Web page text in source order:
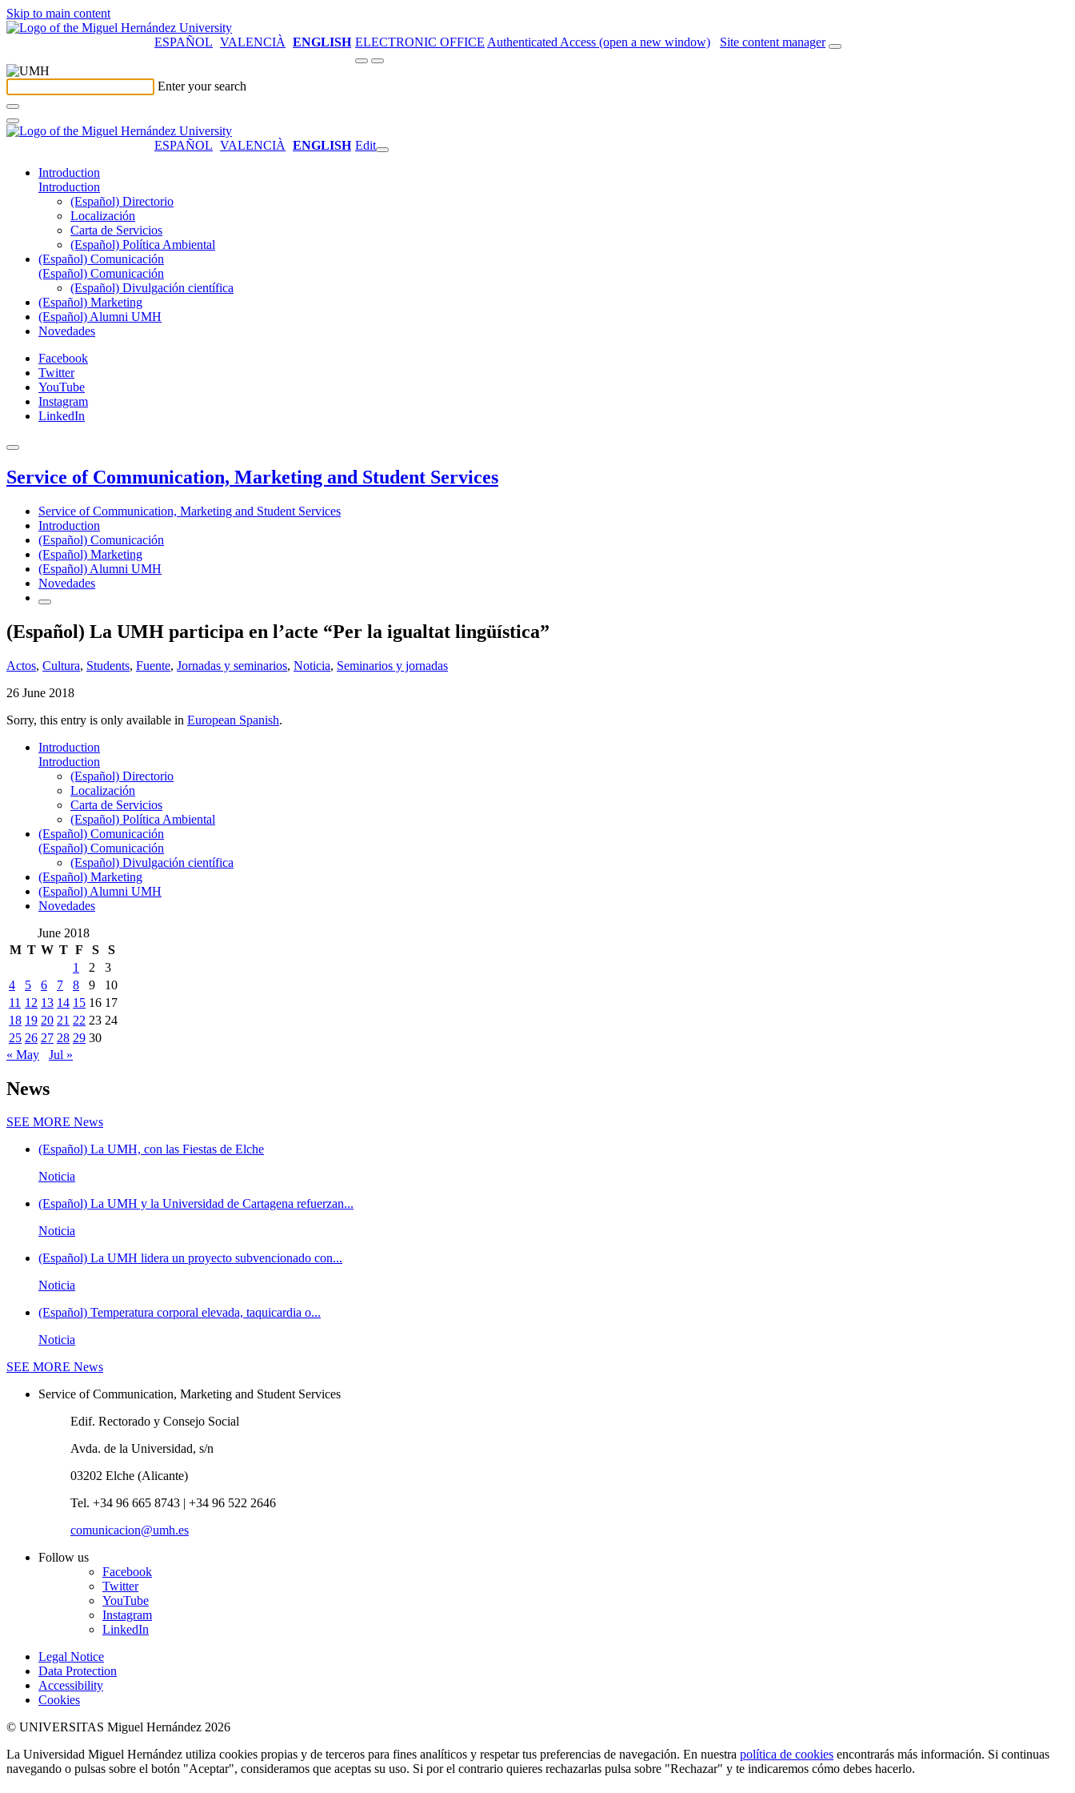
Skip to main content
ESPAÑOL VALENCIÀ ENGLISH ELECTRONIC OFFICE Authenticated Access (open a new window) Site content manager
Enter your search
ESPAÑOL VALENCIÀ ENGLISH Edit
Introduction
Introduction
(Español) Directorio
Localización
Carta de Servicios
(Español) Política Ambiental
(Español) Comunicación
(Español) Comunicación
(Español) Divulgación científica
(Español) Marketing
(Español) Alumni UMH
Novedades
Facebook
Twitter
YouTube
Instagram
LinkedIn
Service of Communication, Marketing and Student Services
Service of Communication, Marketing and Student Services
Introduction
(Español) Comunicación
(Español) Marketing
(Español) Alumni UMH
Novedades
(Español) La UMH participa en l’acte “Per la igualtat lingüística”
Actos, Cultura, Students, Fuente, Jornadas y seminarios, Noticia, Seminarios y jornadas
26 June 2018
Sorry, this entry is only available in European Spanish.
Introduction
Introduction
(Español) Directorio
Localización
Carta de Servicios
(Español) Política Ambiental
(Español) Comunicación
(Español) Comunicación
(Español) Divulgación científica
(Español) Marketing
(Español) Alumni UMH
Novedades
June 2018
M T W T F S
S
1
2
3
4
5 6 7 8 9
10
11 12 13 14 15 16 17
18 19 20 21 22 23 24
25 26 27 28 29 30
« May
Jul »
News
SEE MORE News
(Español) La UMH, con las Fiestas de Elche
Noticia
(Español) La UMH y la Universidad de Cartagena refuerzan...
Noticia
(Español) La UMH lidera un proyecto subvencionado con...
Noticia
(Español) Temperatura corporal elevada, taquicardia o...
Noticia
SEE MORE News
Service of Communication, Marketing and Student Services
Edif. Rectorado y Consejo Social
Avda. de la Universidad, s/n
03202 Elche (Alicante)
Tel. +34 96 665 8743 | +34 96 522 2646
comunicacion@umh.es
Follow us
Facebook
Twitter
YouTube
Instagram
LinkedIn
Legal Notice
Data Protection
Accessibility
Cookies
© UNIVERSITAS Miguel Hernández 2026
La Universidad Miguel Hernández utiliza cookies propias y de terceros para fines analíticos y respetar tus preferencias de navegación. En nuestra política de cookies encontrarás más información. Si continuas
navegando o pulsas sobre el botón "Aceptar", consideramos que aceptas su uso. Si por el contrario quieres rechazarlas pulsa sobre "Rechazar" y te indicaremos cómo debes hacerlo.